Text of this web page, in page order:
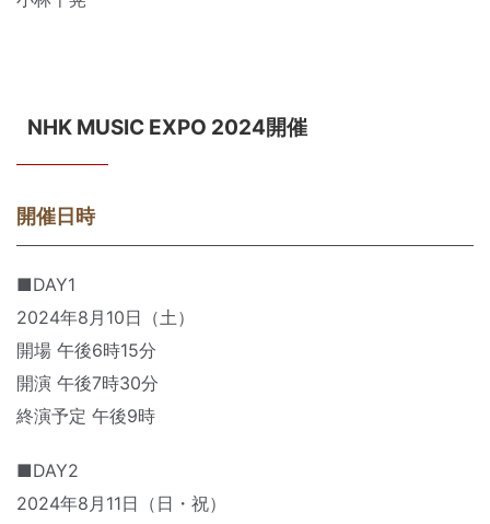
NHK MUSIC EXPO 2024開催
開催日時
■DAY1
2024年8月10日（土）
開場 午後6時15分
開演 午後7時30分
終演予定 午後9時
■DAY2
2024年8月11日（日・祝）